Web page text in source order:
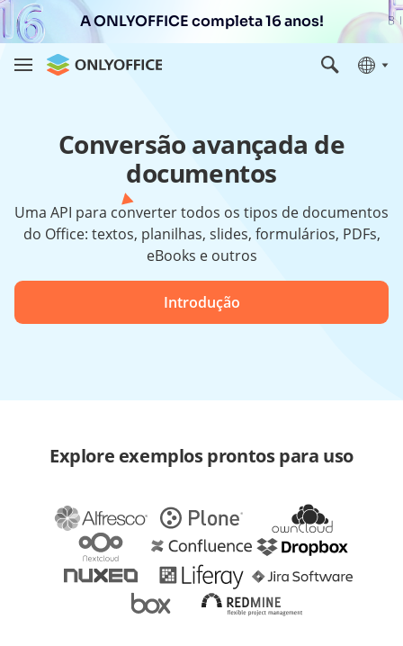
A ONLYOFFICE completa 16 anos!
Conversão avançada de
documentos
Uma API para converter todos os tipos de documentos
do Office: textos, planilhas, slides, formulários, PDFs,
eBooks e outros
Introdução
Explore exemplos prontos para uso